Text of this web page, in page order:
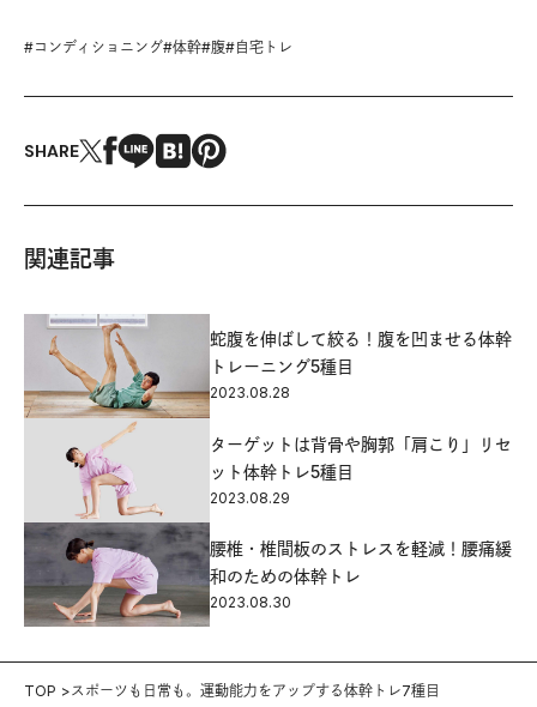
#コンディショニング#体幹#腹#自宅トレ
SHARE
関連記事
蛇腹を伸ばして絞る！腹を凹ませる体幹
トレーニング5種目
2023.08.28
ターゲットは背骨や胸郭「肩こり」リセ
ット体幹トレ5種目
2023.08.29
腰椎・椎間板のストレスを軽減！腰痛緩
和のための体幹トレ
2023.08.30
TOP スポーツも日常も。運動能力をアップする体幹トレ7種目